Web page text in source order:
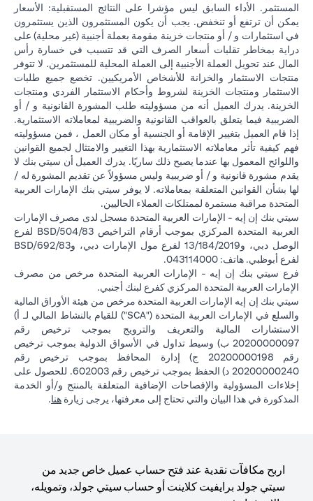
المستثمر. الأداء السابق ليس مؤشرا على النتائج المستقبلية: الأسعار
يمكن أن ترتفع أو تنخفض. يجب أن يكون المستثمرون الذين يستثمرون
في استثمارات و / أو منتجات خزينة مقومة بعملة أجنبية (غير محلية) على
دراية بمخاطر تقلبات أسعار الصرف التي قد تتسبب في خسارة رأس
المال عند تحويل العملة الأجنبية إلى العملة المحلية للمستثمرين. لا تتوفر
منتجات الاستثمار والخزانة للأشخاص الأمريكيين. تخضع جميع طلبات
الاستثمار ومنتجات الخزينة لشروط وأحكام الاستثمار الفردي ومنتجات
الخزينة. يدرك العميل أنه من مسؤوليته طلب المشورة القانونية و / أو
الضريبية فيما يتعلق بالعواقب القانونية والضريبية لمعاملاته الاستثمارية.
إذا قام العميل بتغيير الإقامة أو الجنسية أو مكان العمل ، فمن مسؤوليته
فهم كيفية تأثر معاملاته الاستثمارية بهذا التغيير والامتثال لجميع القوانين
واللوائح المعمول بها عندما يصبح ذلك ساريًا. يدرك العميل أن سيتي بنك لا
يقدم مشورة قانونية و / أو ضريبية وليس مسؤولاً عن تقديم المشورة له /
لها بشأن القوانين المتعلقة بمعاملاته. لا يوفر سيتي بنك الإمارات العربية
المتحدة مراقبة مستمرة لممتلكات العملاء الحاليين.
سيتي بنك إن إيه - الإمارات العربية المتحدة مسجل لدى مصرف الإمارات
العربية المتحدة المركزي بموجب أرقام التراخيص BSD/504/83 لفرع
الوصل دبي، و13/184/2019 لفرع مول الإمارات دبي، وBSD/692/83
لفرع أبوظبي. هاتف: 043114000.
فرع سيتي بنك إن إيه - الإمارات العربية المتحدة مرخص من مصرف
الإمارات العربية المتحدة المركزي كفرع لبنك أجنبي.
سيتي بنك إن إيه الإمارات العربية المتحدة مرخص من هيئة الأوراق المالية
والسلع في الإمارات العربية المتحدة ("SCA") للقيام بالنشاط المالي لـ أ)
الاستشارات المالية والتعريف والترويج بموجب ترخيص رقم
20200000097 ب) وسيط تداول في الأسواق الدولية بموجب ترخيص
رقم 20200000198 ج) إدارة المحافظ بموجب ترخيص رقم
20200000240 د) الحفظ بموجب ترخيص رقم 602003. للحصول على
إخلاءات المسؤولية والإفصاحات الإضافية المتعلقة بالمنتج و/أو الخدمة
المذكورة في هذا البيان والتي تحتاج إلى معرفتها، يرجى زيارة هنا.
اربح مكافآت نقدية عند فتح حساب عميل خاص جديد من
سيتي جولد برايفيت كلاينت أو حساب سيتي جولد، وتمويله،